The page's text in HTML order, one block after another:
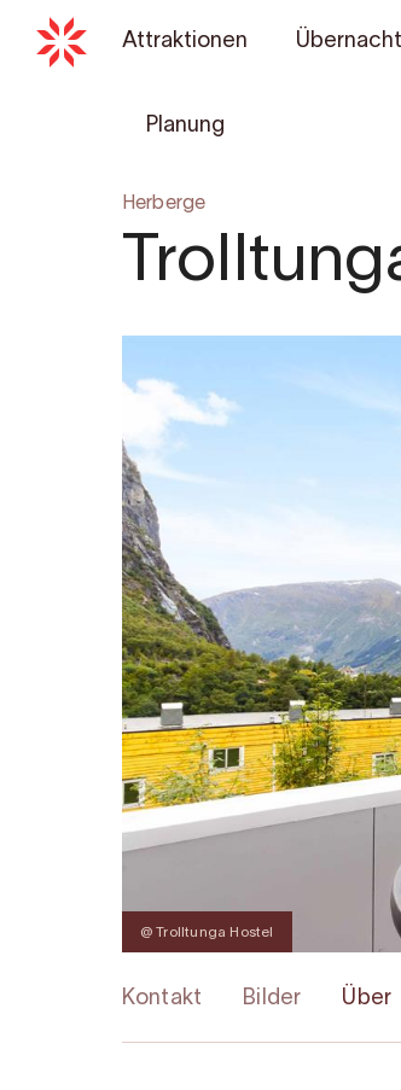
Attraktionen
Planung
Herberge
@ Trolltunga Hostel
Kontakt Bilder Über